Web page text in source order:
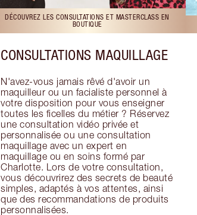
DÉCOUVREZ LES CONSULTATIONS ET MASTERCLASS EN
BOUTIQUE
CONSULTATIONS MAQUILLAGE
N'avez-vous jamais rêvé d'avoir un
maquilleur ou un facialiste personnel à
votre disposition pour vous enseigner
toutes les ficelles du métier ? Réservez
une consultation vidéo privée et
personnalisée ou une consultation
maquillage avec un expert en
maquillage ou en soins formé par
Charlotte. Lors de votre consultation,
vous découvrirez des secrets de beauté
simples, adaptés à vos attentes, ainsi
que des recommandations de produits
personnalisées.